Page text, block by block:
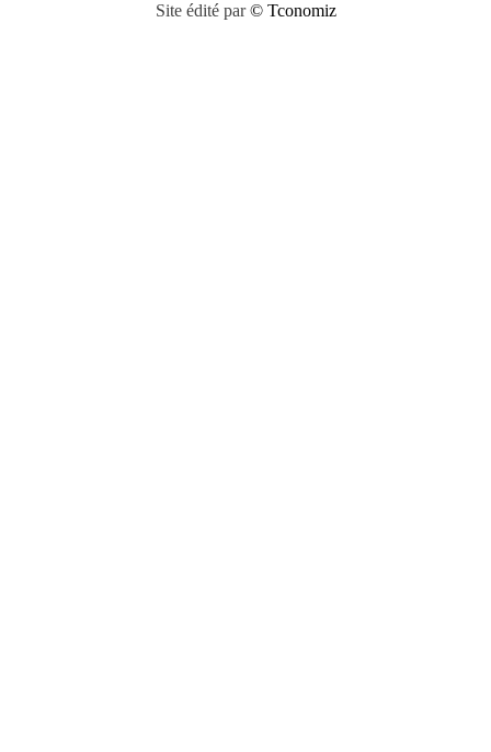
Site édité par© Tconomiz